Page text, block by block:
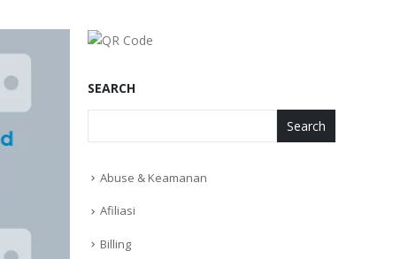
SEARCH
Search
Abuse & Keamanan
Afiliasi
Billing